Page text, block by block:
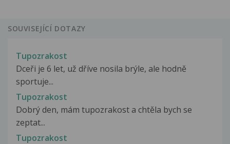
SOUVISEJÍCÍ DOTAZY
Tupozrakost
Dceři je 6 let, už dříve nosila brýle, ale hodně
sportuje...
Tupozrakost
Dobrý den, mám tupozrakost a chtěla bych se
zeptat...
Tupozrakost